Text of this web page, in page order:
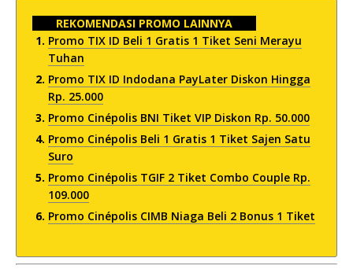
REKOMENDASI PROMO LAINNYA
Promo TIX ID Beli 1 Gratis 1 Tiket Seni Merayu
Tuhan
Promo TIX ID Indodana PayLater Diskon Hingga
Rp. 25.000
Promo Cinépolis BNI Tiket VIP Diskon Rp. 50.000
Promo Cinépolis Beli 1 Gratis 1 Tiket Sajen Satu
Suro
Promo Cinépolis TGIF 2 Tiket Combo Couple Rp.
109.000
Promo Cinépolis CIMB Niaga Beli 2 Bonus 1 Tiket